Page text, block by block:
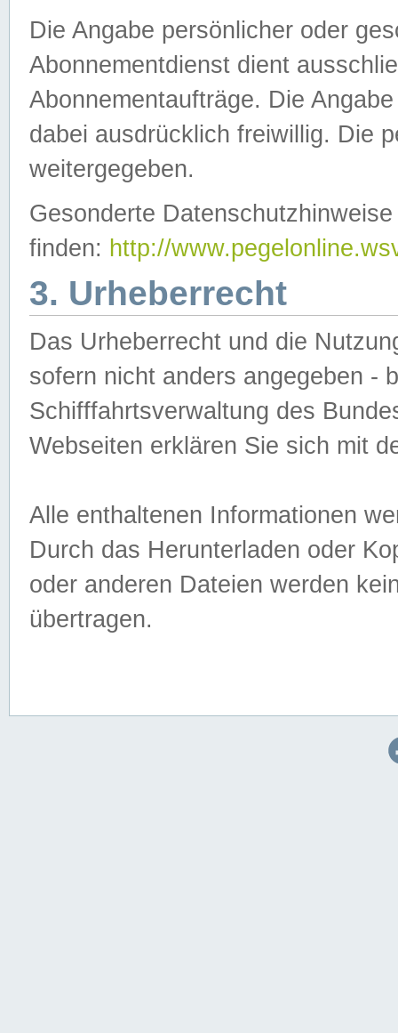
Die Angabe persönlicher oder
Abonnementdienst dient
Abonnementaufträge. Die
dabei ausdrücklich freiwillig. Die
weitergegeben.
Gesonderte
finden: http://
3. Urheberrecht
Das Urheberrecht und die
sofern nicht anders angegeben -
Schifffahrtsverwaltung des
Webseiten erklären Sie sich mit
Alle enthaltenen Informationen
Durch das Herunterladen oder
oder anderen Dateien werden
übertragen.